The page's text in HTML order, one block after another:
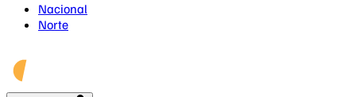
Nacional
Norte